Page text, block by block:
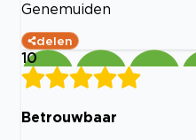
Genemuiden
delen
10
Betrouwbaar